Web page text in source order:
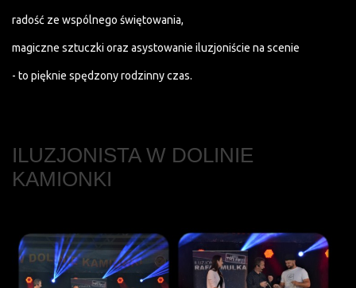
radość ze wspólnego świętowania,
magiczne sztuczki oraz asystowanie iluzjoniście na scenie
- to pięknie spędzony rodzinny czas.
ILUZJONISTA W DOLINIE
KAMIONKI